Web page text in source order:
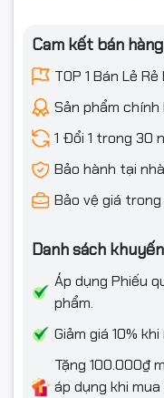
Cam kết bán hàng
TOP 1 Bán Lẻ
Sản phẩm chính
1 Đổi 1 trong 30
Bảo hành tại
Bảo vệ giá
Danh sách
Áp dụng Phiếu
phẩm.
Giảm giá 10%
Tặng 100.000₫
áp dụng khi mua